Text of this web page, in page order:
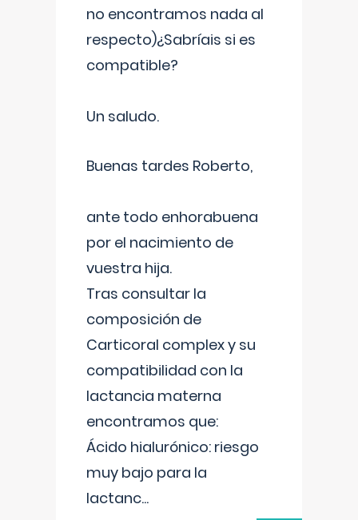
no encontramos nada al
respecto)¿Sabríais si es
compatible?
Un saludo.
Buenas tardes Roberto,
ante todo enhorabuena
por el nacimiento de
vuestra hija.
Tras consultar la
composición de
Carticoral complex y su
compatibilidad con la
lactancia materna
encontramos que:
Ácido hialurónico: riesgo
muy bajo para la
lactanc...